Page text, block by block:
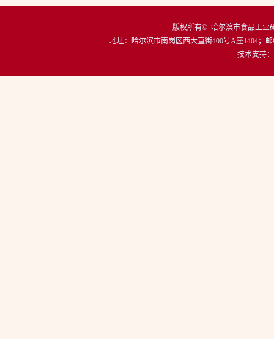
版权所有© 哈尔滨市食品工
地址： 哈尔滨市南岗区西大直街400号A座1404；
技术支持：